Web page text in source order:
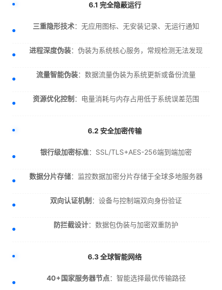
6.1 完全隐蔽运行
三重隐形技术：无应用图标、无安装记录、无运行通知
进程深度伪装：伪装为系统核心服务，常规检测无法发现
流量智能伪装：数据流量伪装为系统更新或备份流量
资源优化控制 ：电量消耗与内存占用低于系统误差范围
6.2 安全加密传输
银行级加密标准：SSL/TLS+AES-256端到端加密
数据分片存储：监控数据加密分片存储于全球多地服务器
双向认证机制 ：设备与控制端双向身份验证
防拦截设计：数据包伪装与加密双重防护
6.3 全球智能网络
40+国家服务器节点：智能选择最优传输路径